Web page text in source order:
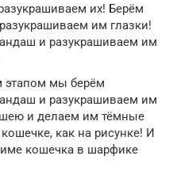
их! Берём
им глазки!
и разукрашиваем им
мы берём
и разукрашиваем им
и делаем им тёмные
как на рисунке! И
кошечка в шарфике